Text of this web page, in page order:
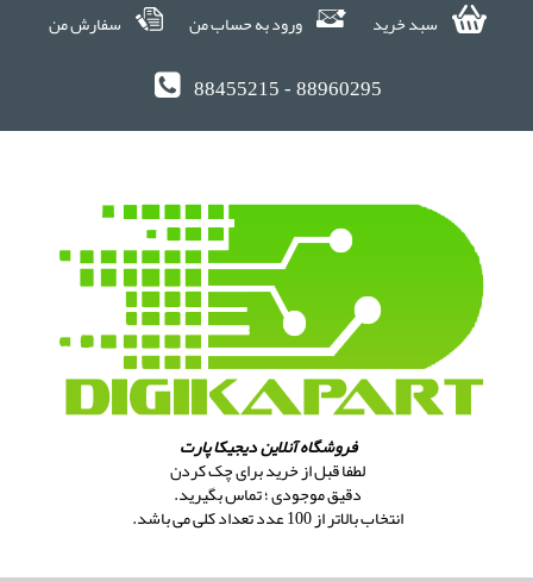
سبد خرید ورود به حساب من سفارش من
88455215 - 88960295
فروشگاه آنلاین دیجیکا پارت
لطفا قبل از خرید برای چک کردن
دقیق موجودی ؛ تماس بگیرید.
انتخاب بالاتر از 100 عدد تعداد کلی می باشد.